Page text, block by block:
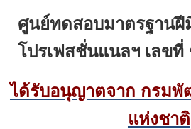
ศูนย์ทดสอบมาตรฐานฝี
โปรเฟสชั่นแนลฯ เลข
ได้รับอนุญาตจาก กรมพั
แห่งชาติ